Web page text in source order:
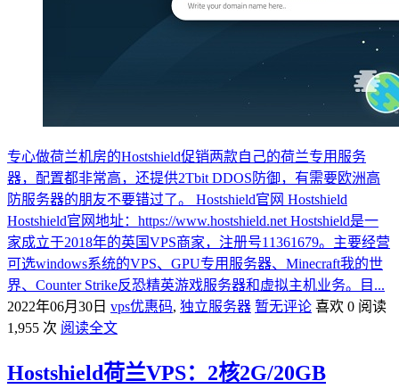
专心做荷兰机房的Hostshield促销两款自己的荷兰专用服务
器，配置都非常高，还提供2Tbit DDOS防御，有需要欧洲高
防服务器的朋友不要错过了。 Hostshield官网 Hostshield
Hostshield官网地址：https://www.hostshield.net Hostshield是一
家成立于2018年的英国VPS商家，注册号11361679。主要经营
可选windows系统的VPS、GPU专用服务器、Minecraft我的世
界、Counter Strike反恐精英游戏服务器和虚拟主机业务。目...
2022年06月30日 vps优惠码, 独立服务器 暂无评论 喜欢 0 阅读
1,955 次 阅读全文
Hostshield荷兰VPS：2核2G/20GB